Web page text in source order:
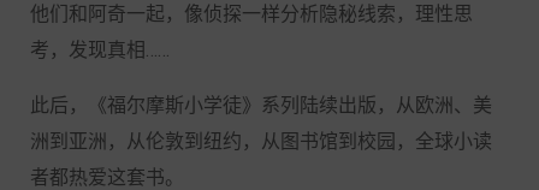
他们和阿奇一起，像侦探一样分析隐秘线索，理性思
考，发现真相……
此后，《福尔摩斯小学徒》系列陆续出版，从欧洲、美
洲到亚洲，从伦敦到纽约，从图书馆到校园，全球小读
者都热爱这套书。